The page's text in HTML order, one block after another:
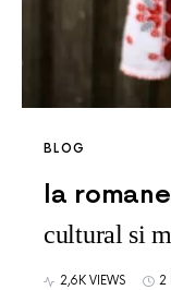
BLOG
Ia
cultural si
2,6K VIEWS 2